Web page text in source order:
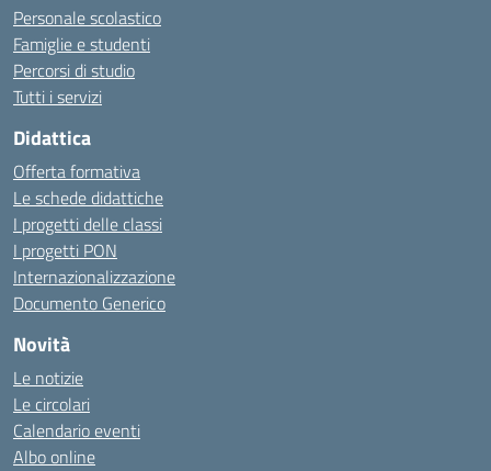
Personale scolastico
Famiglie e studenti
Percorsi di studio
Tutti i servizi
Didattica
Offerta formativa
Le schede didattiche
I progetti delle classi
I progetti PON
Internazionalizzazione
Documento Generico
Novità
Le notizie
Le circolari
Calendario eventi
Albo online